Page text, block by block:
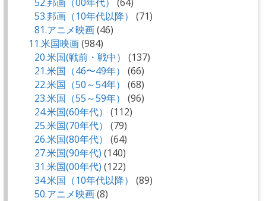
53.邦画（10年代以降）
(71)
81.アニメ映画(46)
11.米国映画(984)
20.米国(戦前・戦中）
(137)
21.米国（46〜49年）
(66)
22.米国（50～54年）
(68)
23.米国（55～59年）
(96)
24.米国(60年代）
(112)
25.米国(70年代）
(79)
26.米国(80年代）
(64)
27.米国(90年代) (140)
31.米国(00年代) (122)
34.米国（10年代以降）
(89)
50.アニメ映画(8)